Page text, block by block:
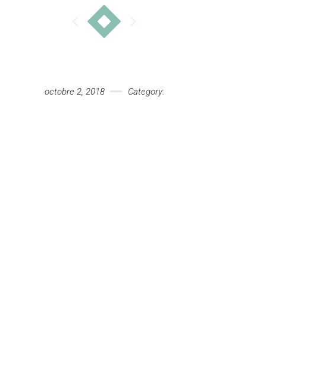
octobre 2, 2018 Category: